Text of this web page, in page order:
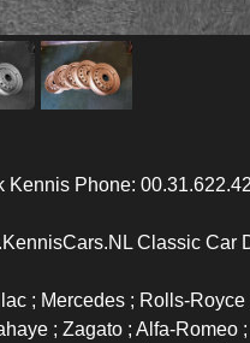
Kennis Phone:
Classic Car
; Mercedes ; Rolls-
; Zagato ; Alfa-Romeo